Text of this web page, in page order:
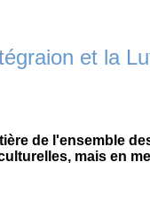
et la
de l'ensemble
mais en